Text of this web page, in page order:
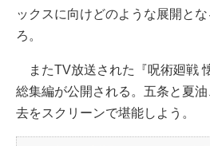
ックスに向けどのような展開と
ろ。
またTV放送された『呪術廻戦
総集編が公開される。五条と夏
去をスクリーンで堪能しよう。